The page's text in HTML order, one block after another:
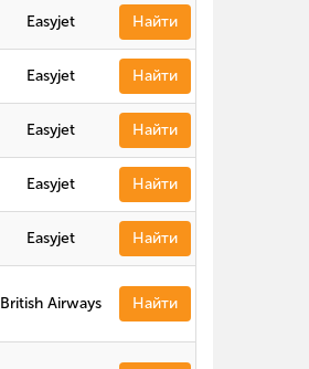
Easyjet Найти
Easyjet Найти
Easyjet Найти
Easyjet Найти
Easyjet Найти
British Airways Найти